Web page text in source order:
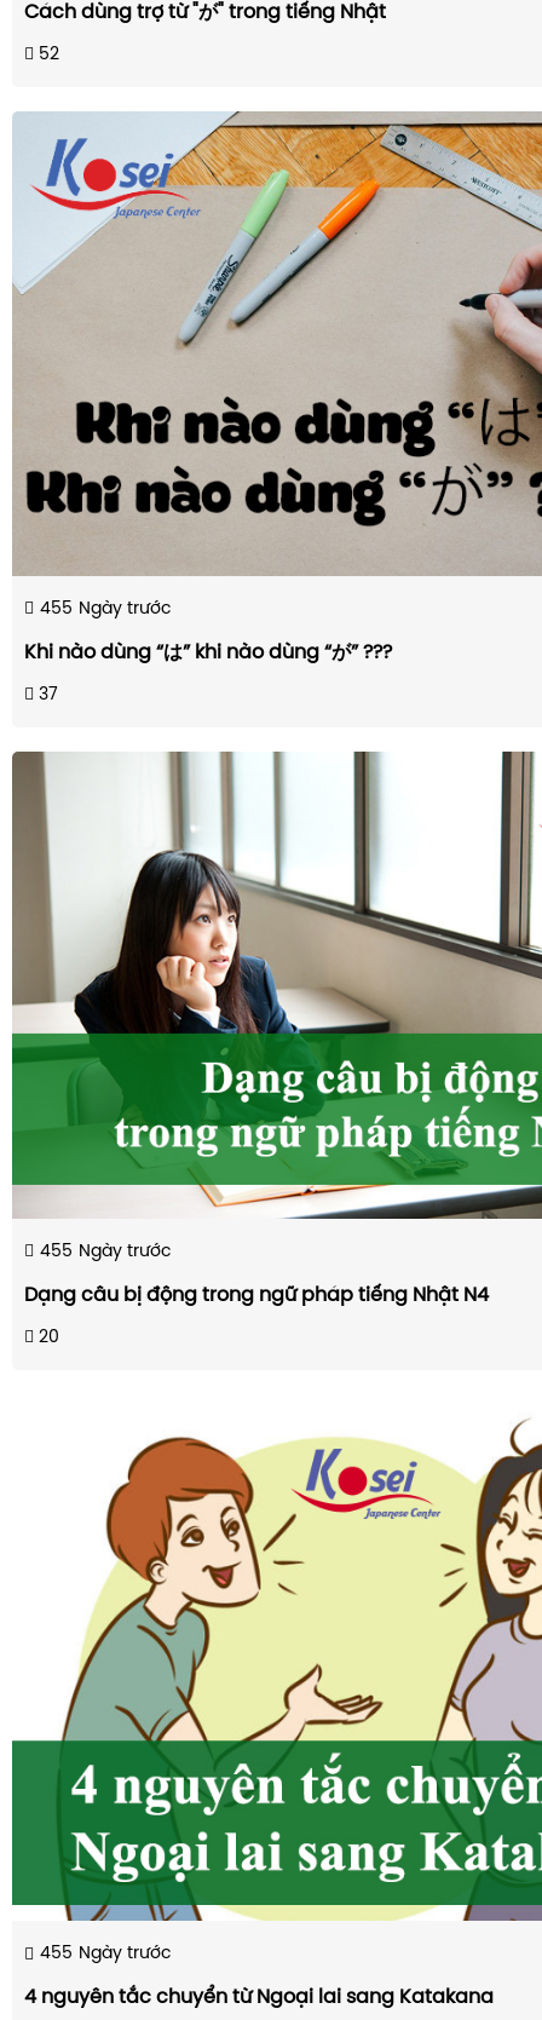
Cách dùng trợ từ "が" trong tiếng Nhật
52
455 Ngày trước
Khi nào dùng “は” khi nào dùng “が” ???
37
455 Ngày trước
Dạng câu bị động trong ngữ pháp tiếng Nhật N4
20
455 Ngày trước
4 nguyên tắc chuyển từ Ngoại lai sang Katakana